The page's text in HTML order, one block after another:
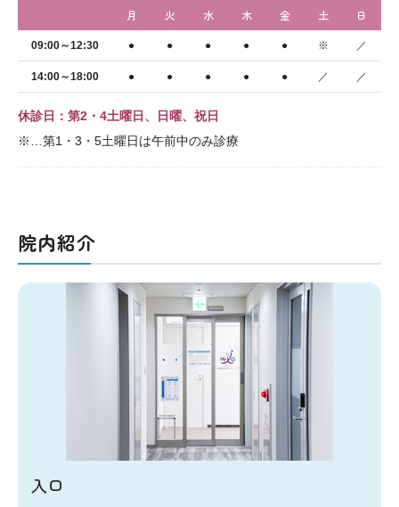
月 火 水 木 金 土 日
09:00～12:30 ● ● ● ● ● ※ ／
14:00～18:00 ● ● ● ● ● ／ ／
休診日：第2・4土曜日、日曜、祝日
※…第1・3・5土曜日は午前中のみ診療
院内紹介
入口